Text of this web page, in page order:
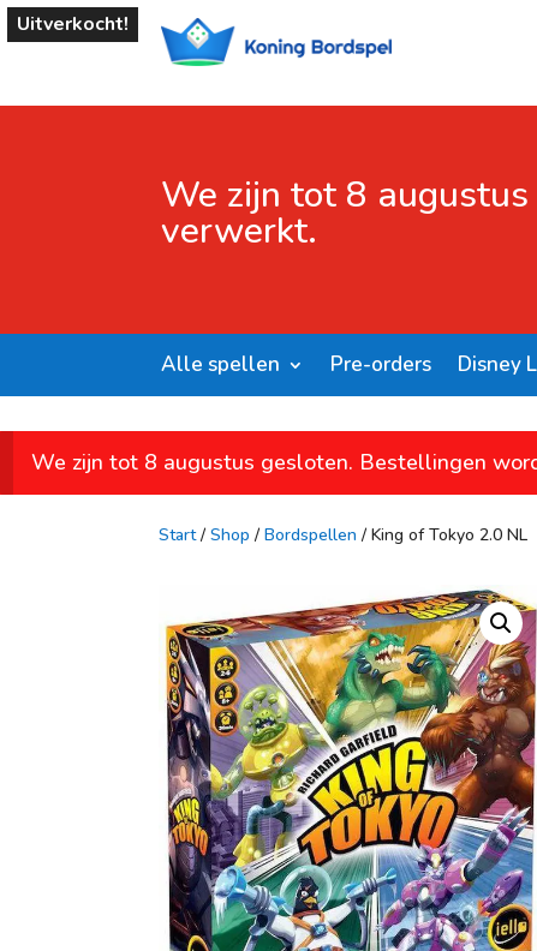
We zijn tot 8
verwerkt.
Alle spellen Pre-orders Disney
We zijn tot 8 augustus gesloten. Bestellingen
Uitverkocht!
Start/ Shop / Bordspellen / King of Tokyo 2.0 NL